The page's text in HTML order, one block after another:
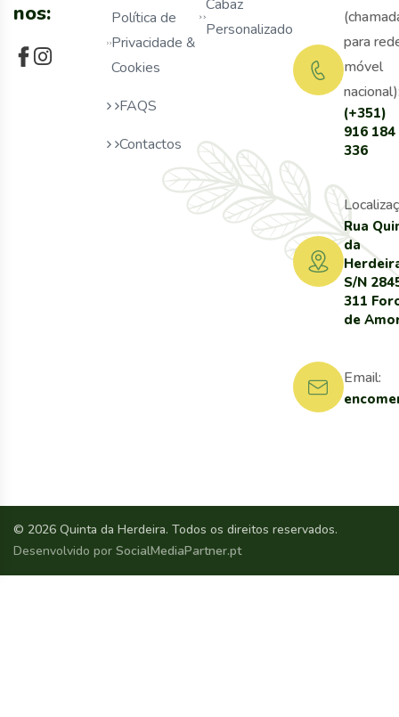
nos:
Política de
Privacidade &
Cookies
FAQS
Contactos
Cabaz
Personalizado
(+351)
916 184
336
para
móvel
Rua
da
S/N
311
de
Email:
© 2026 Quinta da Herdeira. Todos os direitos reservados.
Desenvolvido por SocialMediaPartner.pt